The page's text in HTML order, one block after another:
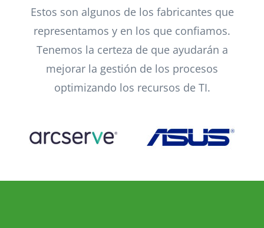
Estos son algunos de los fabricantes que
representamos y en los que confiamos.
Tenemos la certeza de que ayudarán a
mejorar la gestión de los procesos
optimizando los recursos de TI.